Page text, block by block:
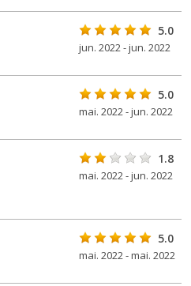
5.0
jun. 2022 - jun. 2022
5.0
mai. 2022 - jun. 2022
1.8
mai. 2022 - jun. 2022
5.0
mai. 2022 - mai. 2022